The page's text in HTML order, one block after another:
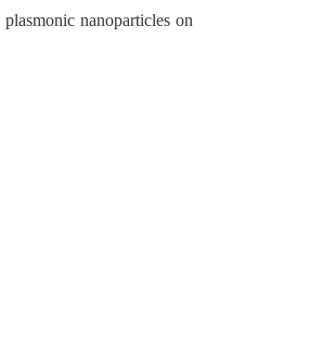
nanoparticles on